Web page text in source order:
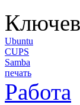
Ubuntu
CUPS
Samba
печать
Работа